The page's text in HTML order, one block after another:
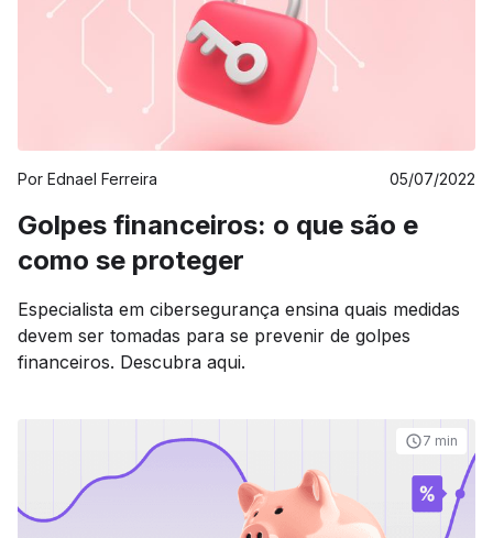
Por Ednael Ferreira 05/07/2022
Golpes financeiros: o que são e
como se proteger
Especialista em cibersegurança ensina quais medidas
devem ser tomadas para se prevenir de golpes
financeiros. Descubra aqui.
7 min